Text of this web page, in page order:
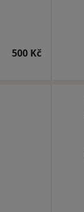
500 Kč